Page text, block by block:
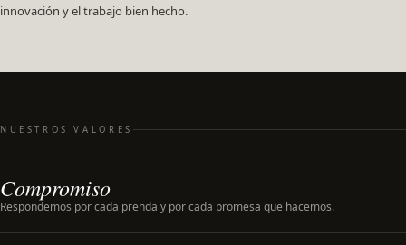
innovación y el trabajo bien hecho.
NUESTROS VALORES
Compromiso
Respondemos por cada prenda y por cada promesa que hacemos.